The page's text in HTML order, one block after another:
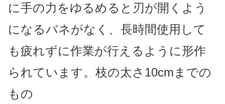
に手の力をゆるめると刃が開くよう
になるバネがなく、長時間使用して
も疲れずに作業が行えるように形作
られています。枝の太さ10cmまでの
もの